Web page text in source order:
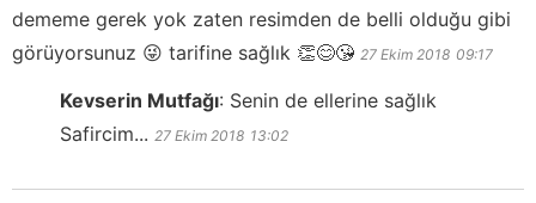
dememe gerek yok zaten resimden de belli olduğu gibi
görüyorsunuz 😜 tarifine sağlık 👏😊😘 27 Ekim 2018 09:17
Kevserin Mutfağı: Senin de ellerine sağlık
Safircim... 27 Ekim 2018 13:02